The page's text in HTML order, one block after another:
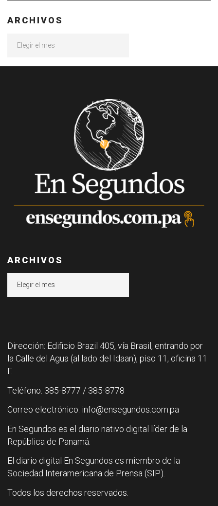
ARCHIVOS
ARCHIVOS
Dirección: Edificio Brazil 405, vía Brasil, entrando por
la Calle del Agua (al lado del Idaan), piso 11, oficina 11
F.
Teléfono: 385-8777 / 385-8778
Correo electrónico: info@ensegundos.com.pa
En Segundos es el diario nativo digital líder de la
República de Panamá.
El diario digital En Segundos es miembro de la
Sociedad Interamericana de Prensa (SIP).
Todos los derechos reservados.